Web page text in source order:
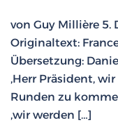
von Guy Millière 5.
Originaltext:
Übersetzung:
‚Herr Präsident,
Runden zu
‚wir werden […]